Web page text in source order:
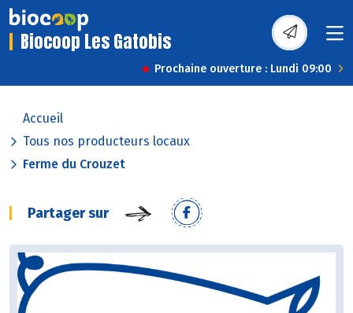
Biocoop Les Gatobis
Prochaine ouverture : Lundi 09:00
Accueil
Tous nos producteurs locaux
Ferme du Crouzet
Partager sur